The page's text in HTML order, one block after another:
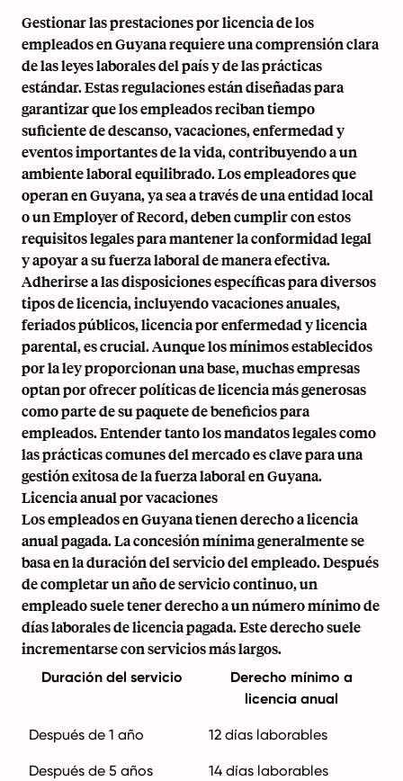
Gestionar las prestaciones por licencia de los
empleados en Guyana requiere una comprensión clara
de las leyes laborales del país y de las prácticas
estándar. Estas regulaciones están diseñadas para
garantizar que los empleados reciban tiempo
suficiente de descanso, vacaciones, enfermedad y
eventos importantes de la vida, contribuyendo a un
ambiente laboral equilibrado. Los empleadores que
operan en Guyana, ya sea a través de una entidad local
o un Employer of Record, deben cumplir con estos
requisitos legales para mantener la conformidad legal
y apoyar a su fuerza laboral de manera efectiva.
Adherirse a las disposiciones específicas para diversos
tipos de licencia, incluyendo vacaciones anuales,
feriados públicos, licencia por enfermedad y licencia
parental, es crucial. Aunque los mínimos establecidos
por la ley proporcionan una base, muchas empresas
optan por ofrecer políticas de licencia más generosas
como parte de su paquete de beneficios para
empleados. Entender tanto los mandatos legales como
las prácticas comunes del mercado es clave para una
gestión exitosa de la fuerza laboral en Guyana.
Licencia anual por vacaciones
Los empleados en Guyana tienen derecho a licencia
anual pagada. La concesión mínima generalmente se
basa en la duración del servicio del empleado. Después
de completar un año de servicio continuo, un
empleado suele tener derecho a un número mínimo de
días laborales de licencia pagada. Este derecho suele
incrementarse con servicios más largos.
Duración del servicio
Derecho mínimo a
licencia anual
Después de 1 año 12 días laborables
Después de 5 años 14 días laborables